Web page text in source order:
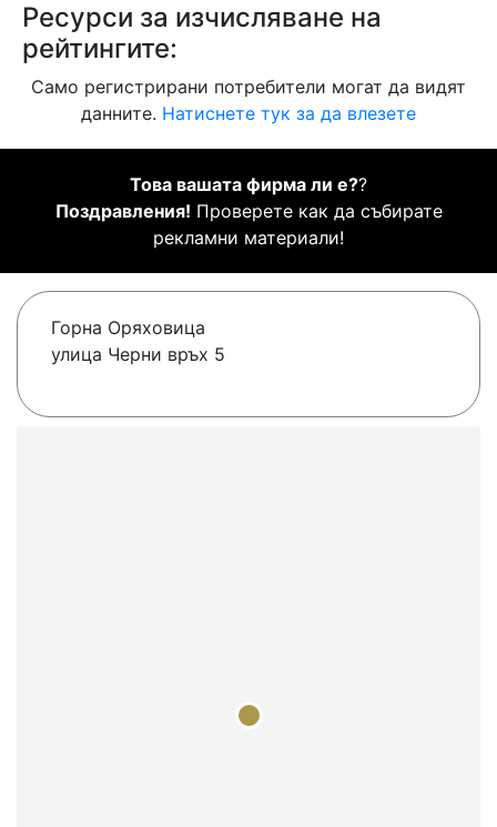
Ресурси за изчисляване на
рейтингите:
Само регистрирани потребители могат да видят
данните. Натиснете тук за да влезете
Това вашата фирма ли е??
Поздравления! Проверете как да събирате
рекламни материали!
Горна Оряховица
улица Черни връх 5